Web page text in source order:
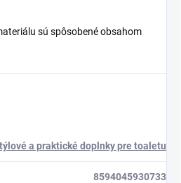
sú spôsobené obsahom
a praktické doplnky pre toaletu
8594045930733